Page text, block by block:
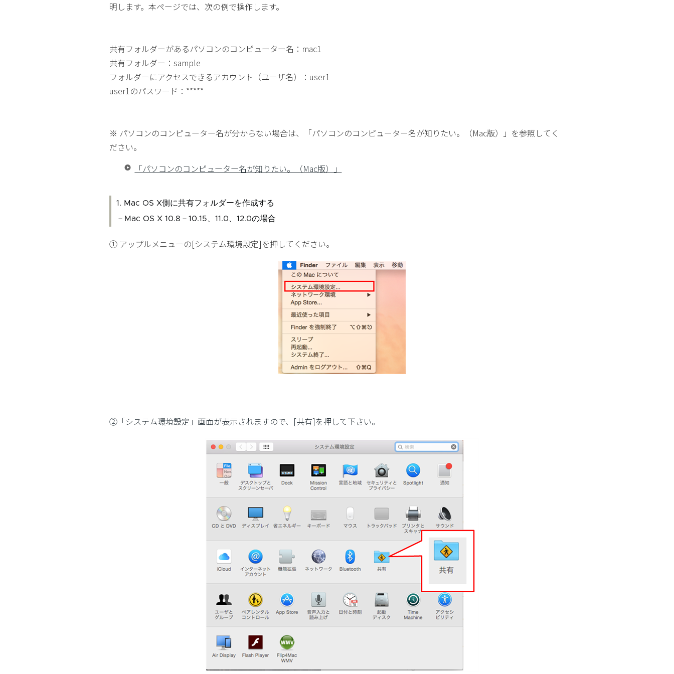
明します。本ページでは、次の例で操作します。
共有フォルダーがあるパソコンのコンピューター名：mac1
共有フォルダー：sample
フォルダーにアクセスできるアカウント（ユーザ名）：user1
user1のパスワード：*****
※ パソコンのコンピューター名が分からない場合は、「パソコンのコンピューター名が知りたい。（Mac版）」を参照してく
ださい。
「パソコンのコンピューター名が知りたい。（Mac版）」
1. Mac OS X側に共有フォルダーを作成する
－Mac OS X 10.8－10.15、11.0、12.0の場合
① アップルメニューの[システム環境設定]を押してください。
②「システム環境設定」画面が表示されますので、[共有]を押して下さい。